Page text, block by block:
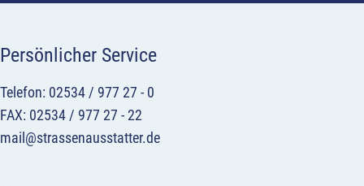
Persönlicher Service
Telefon: 02534 / 977 27 - 0
FAX: 02534 / 977 27 - 22
mail@strassenausstatter.de